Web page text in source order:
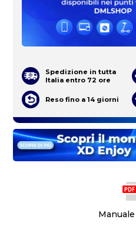
Spedizione in tutta
Italia entro 72 ore
Reso fino a 14 giorni